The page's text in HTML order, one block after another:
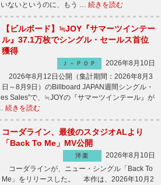
ないというのに、もう … 続きを読む
【ビルボード】≒JOY『サマーツインテー
ル』37.1万枚でシングル・セールス首位
獲得
Ｊ－ＰＯＰ
2026年8月10日
2026年8月12日公開（集計期間：2026年8月3
日～8月9日）のBillboard JAPAN週間シングル・
Sales”で、≒JOYの『サマーツインテール』が
続きを読む
コーダライン、最後のスタジオALより
「Back To Me」MV公開
洋楽
2026年8月10日
コーダラインが、ニュー・シングル「Back To
Me」をリリースした。 本作は、2026年10月2